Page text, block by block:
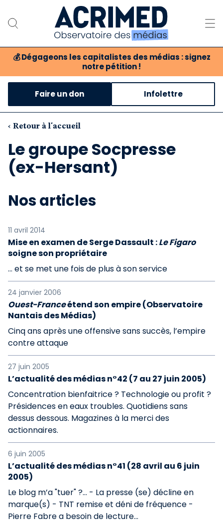
💰 Dégageons les capitalistes des médias : signez
notre pétition !
Notre association
Notre critique des médias
Nos propositions
Notre revue
Boutique
Faire un don Infolettre
‹ Retour à l'accueil
Le groupe Socpresse
(ex-Hersant)
Nos articles
11 avril 2014
Mise en examen de Serge Dassault :Le Figaro
soigne son propriétaire
... et se met une fois de plus à son service
24 janvier 2006
Ouest-Franceétend son empire (Observatoire
Nantais des Médias)
Cinq ans après une offensive sans succès, l’empire
contre attaque
27 juin 2005
L’actualité des médias n°42 (7 au 27 juin 2005)
Concentration bienfaitrice ? Technologie ou profit ?
Présidences en eaux troubles. Quotidiens sans
dessus dessous. Magazines à la merci des
actionnaires.
6 juin 2005
L’actualité des médias n°41 (28 avril au 6 juin
2005)
Le blog m’a "tuer" ?... - La presse (se) décline en
marque(s) - TNT remise et déni de fréquence -
Pierre Fabre a besoin de lecture...